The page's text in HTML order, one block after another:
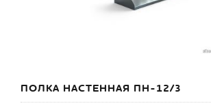
ПОЛКА НАСТЕННАЯ ПН-12/3